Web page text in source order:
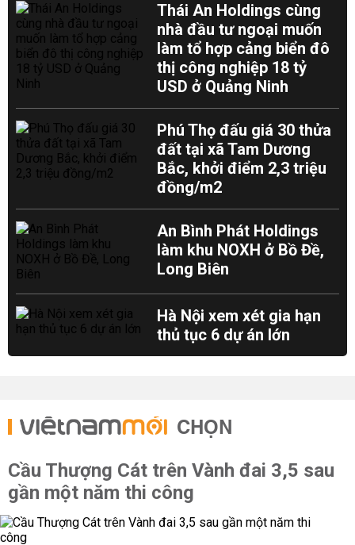
Thái An Holdings cùng
nhà đầu tư ngoại muốn
làm tổ hợp cảng biển đô
thị công nghiệp 18 tỷ
USD ở Quảng Ninh
Phú Thọ đấu giá 30 thửa
đất tại xã Tam Dương
Bắc, khởi điểm 2,3 triệu
đồng/m2
An Bình Phát Holdings
làm khu NOXH ở Bồ Đề,
Long Biên
Hà Nội xem xét gia hạn
thủ tục 6 dự án lớn
CHỌN
Cầu Thượng Cát trên Vành đai 3,5 sau
gần một năm thi công